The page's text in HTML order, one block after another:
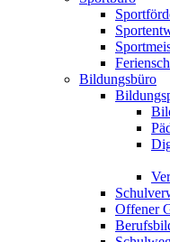
Bildungsbüro
Offener